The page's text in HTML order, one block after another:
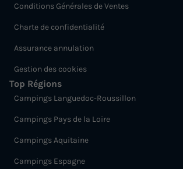
Conditions Générales de Ventes
Charte de confidentialité
Assurance annulation
Gestion des cookies
Top Régions
Campings Languedoc-Roussillon
Campings Pays de la Loire
Campings Aquitaine
Campings Espagne